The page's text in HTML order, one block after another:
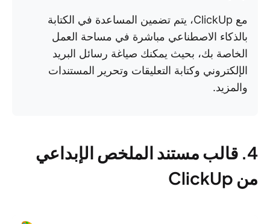
مع ClickUp، يتم تضمين المساعدة في الكتابة
بالذكاء الاصطناعي مباشرة في مساحة العمل
الخاصة بك، بحيث يمكنك صياغة رسائل البريد
الإلكتروني وكتابة التعليقات وتحرير المستندات
والمزيد.
4. قالب مستند الملخص الإبداعي
من ClickUp